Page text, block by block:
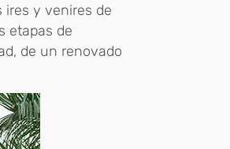
ires y venires de
etapas de
de un renovado